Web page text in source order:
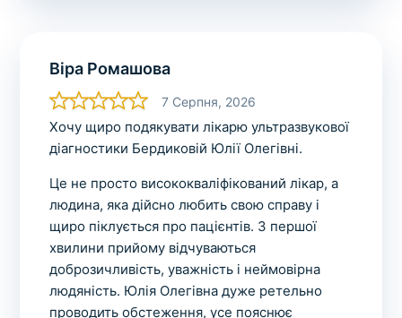
Віра Ромашова
7 Серпня, 2026
Хочу щиро подякувати лікарю ультразвукової
діагностики Бердиковій Юлії Олегівні.
Це не просто висококваліфікований лікар, а
людина, яка дійсно любить свою справу і
щиро піклується про пацієнтів. З першої
хвилини прийому відчуваються
доброзичливість, уважність і неймовірна
людяність. Юлія Олегівна дуже ретельно
проводить обстеження, усе пояснює
Номер телефону*
Вибрати клініку